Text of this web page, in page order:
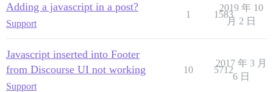
Adding a javascript in a post?
Support
1 1583
2019 年 10
月 2 日
Javascript inserted into Footer
from Discourse UI not working
Support
10 5712
2017 年 3 月
6 日